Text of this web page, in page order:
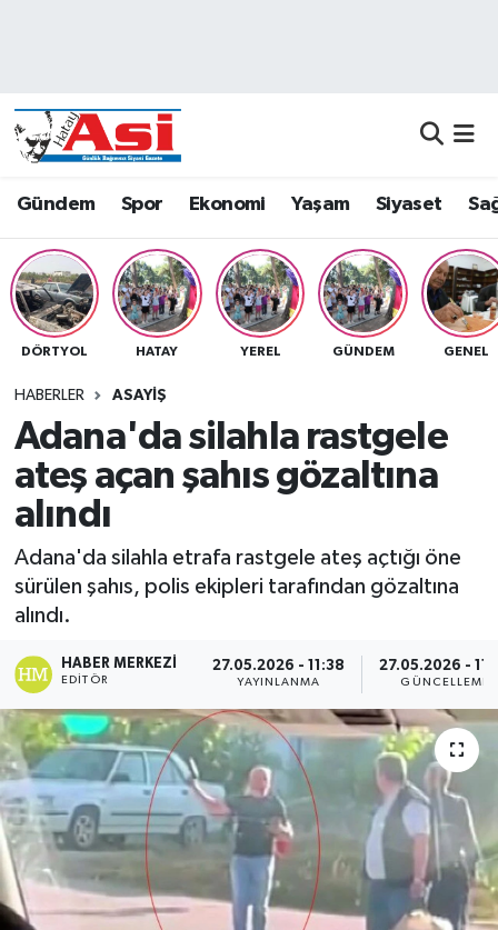
Gündem Spor Ekonomi Yaşam Siyaset
DÖRTYOL HATAY YEREL GÜNDEM GENEL
HABERLER ASAYIŞ
Adana'da silahla rastgele
ateş açan şahıs gözaltına
alındı
Adana'da silahla etrafa rastgele ateş açtığı öne
sürülen şahıs, polis ekipleri tarafından gözaltına
alındı.
HABER MERKEZI
EDITÖR
27.05.2026 - 11:38
YAYINLANMA
27.05.2026 -
GÜNCELLEME
Dünya
Eğitim
Ekonomi
Gündem
Sağlık
Siyaset
Teknoloji
Hava Durumu
Namaz Vakitleri
Trafik Durumu
Süper Lig Puan Durumu ve Fikstür
Son Dakika Haberleri
Haber Arşivi